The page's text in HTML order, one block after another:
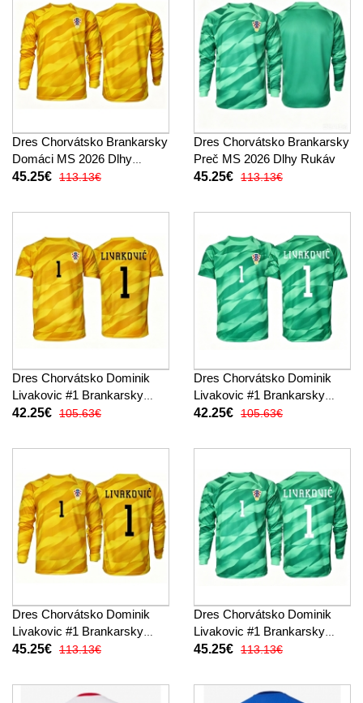
Dres Chorvátsko Brankarsky
Domáci MS 2026 Dlhy
Rukáv
45.25€ 113.13€
Dres Chorvátsko Brankarsky
Preč MS 2026 Dlhy Rukáv
45.25€ 113.13€
Dres Chorvátsko Dominik
Livakovic #1 Brankarsky
Domáci MS 2026 Krátky
42.25€ 105.63€
Dres Chorvátsko Dominik
Livakovic #1 Brankarsky
Preč MS 2026 Krátky Rukáv
42.25€ 105.63€
Dres Chorvátsko Dominik
Livakovic #1 Brankarsky
Domáci MS 2026 Dlhy
45.25€ 113.13€
Dres Chorvátsko Dominik
Livakovic #1 Brankarsky
Preč MS 2026 Dlhy Rukáv
45.25€ 113.13€